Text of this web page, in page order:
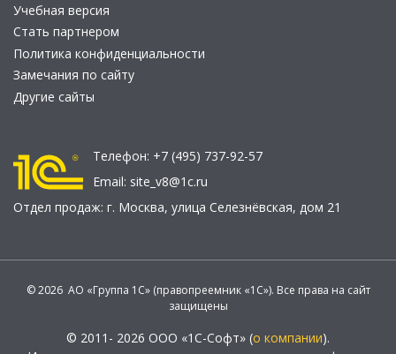
Учебная версия
Стать партнером
Политика конфиденциальности
Замечания по сайту
Другие сайты
Телефон: +7 (495) 737-92-57
Email: site_v8@1c.ru
Отдел продаж: г. Москва, улица Селезнёвская, дом 21
© 2026 АО «Группа 1С» (правопреемник «1С»). Все права на сайт
защищены
© 2011- 2026 ООО «1С-Софт» (о компании).